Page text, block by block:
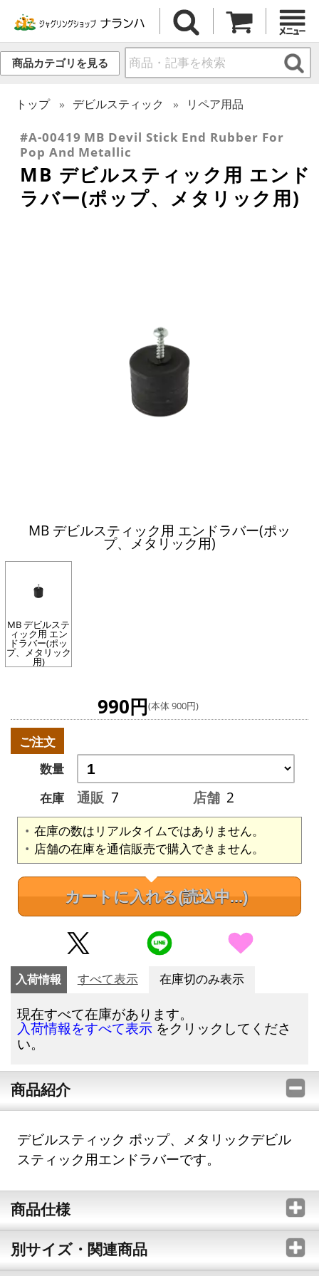
商品カテゴリを見る
トップ デビルスティック リペア用品
#A-00419 MB Devil Stick End Rubber For
Pop And Metallic
MB デビルスティック用 エンド
ラバー(ポップ、メタリック用)
MB デビルスティック用 エンドラバー(ポッ
プ、メタリック用)
MB デビルステ
ィック用 エン
ドラバー(ポッ
プ、メタリック
用)
990円(本体 900円)
ご注文
数量
在庫
通販 7 店舗 2
在庫の数はリアルタイムではありません。
店舗の在庫を通信販売で購入できません。
カートに入れる(読込中...)
入荷情報 すべて表示 在庫切のみ表示
現在すべて在庫があります。
入荷情報をすべて表示 をクリックしてくださ
い。
商品紹介
デビルスティック ポップ、メタリックデビル
スティック用エンドラバーです。
商品仕様
別サイズ・関連商品